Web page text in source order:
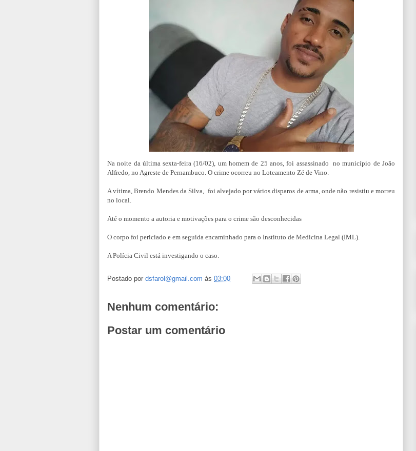
Na noite da última sexta-feira (16/02), um homem de 25 anos, foi assassinado no município de João
Alfredo, no Agreste de Pernambuco. O crime ocorreu no Loteamento Zé de Vino.
A vítima, Brendo Mendes da Silva, foi alvejado por vários disparos de arma, onde não resistiu e morreu
no local.
Até o momento a autoria e motivações para o crime são desconhecidas
O corpo foi periciado e em seguida encaminhado para o Instituto de Medicina Legal (IML).
A Polícia Civil está investigando o caso.
Postado por dsfarol@gmail.com às 03:00
Nenhum comentário:
Postar um comentário